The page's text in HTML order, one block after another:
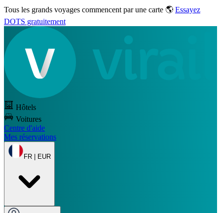
Tous les grands voyages commencent par une carte 🌎 Essayez
DOTS gratuitement
Hôtels
Voitures
Centre d'aide
Mes réservations
FR | EUR